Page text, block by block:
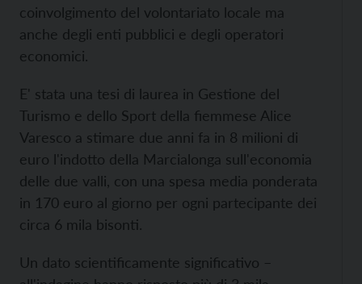
coinvolgimento del volontariato locale ma
anche degli enti pubblici e degli operatori
economici.
E' stata una tesi di laurea in Gestione del
Turismo e dello Sport della fiemmese Alice
Varesco a stimare due anni fa in 8 milioni di
euro l'indotto della Marcialonga sull'economia
delle due valli, con una spesa media ponderata
in 170 euro al giorno per ogni partecipante dei
circa 6 mila bisonti.
Un dato scientificamente significativo –